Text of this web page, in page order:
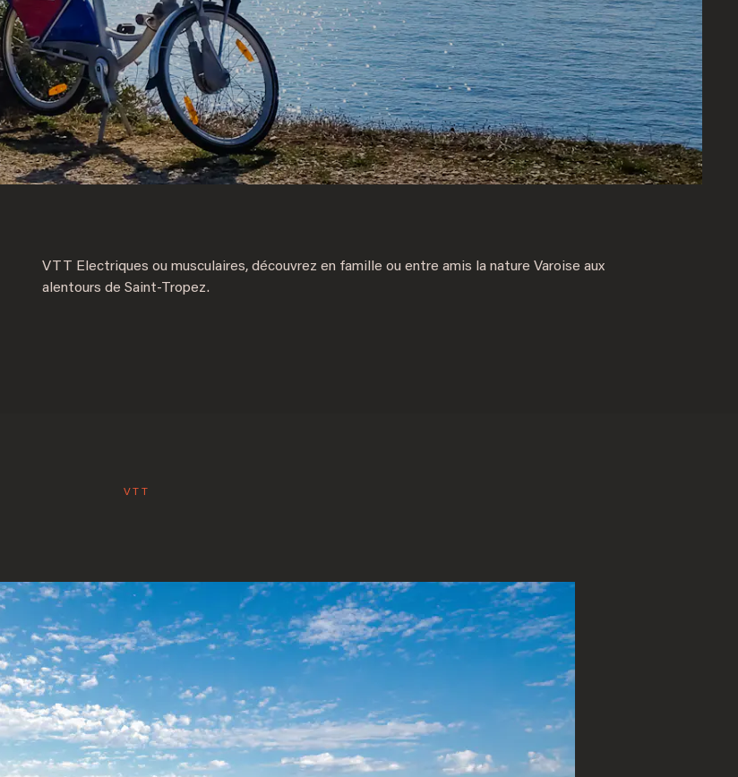
VTT Electriques ou musculaires, découvrez en famille ou entre amis la nature Varoise aux
alentours de Saint-Tropez.
VTT
Bienvenue à Saint-
Barthélemy
DÉCOUVREZ NOTRE NOUVELLE DESTINATION